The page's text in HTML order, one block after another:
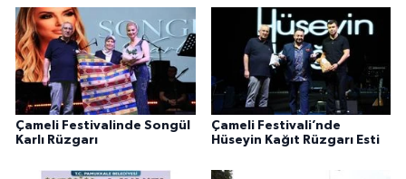
Çameli Festivalinde Songül
Karlı Rüzgarı
Çameli Festivali’nde
Hüseyin Kağıt Rüzgarı Esti